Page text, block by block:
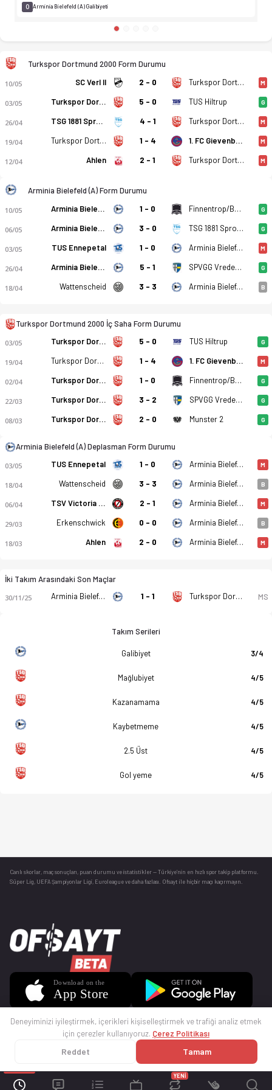
YENİ
Turkspor Dortmund 2000 - Arminia Bielefeld (A) 1-1 bitti.
0 Arminia Bielefeld (A) Galibiyeti
Turkspor Dortmund 2000 Form Durumu
10/05 SC Verl II 2 - 0 Turkspor Dortmund 2000 M
03/05 Turkspor Dortmund 2000 5 - 0 TUS Hiltrup G
26/04 TSG 1881 Sprockhovel 4 - 1 Turkspor Dortmund 2000 M
19/04 Turkspor Dortmund 2000 1 - 4 1. FC Gievenbeck M
12/04 Ahlen 2 - 1 Turkspor Dortmund 2000 M
Arminia Bielefeld (A) Form Durumu
10/05 Arminia Bielefeld (A) 1 - 0 Finnentrop/Bamenohl G
06/05 Arminia Bielefeld (A) 3 - 0 TSG 1881 Sprockhovel G
03/05 TUS Ennepetal 1 - 0 Arminia Bielefeld (A) M
26/04 Arminia Bielefeld (A) 5 - 1 SPVGG Vreden 1921 G
18/04 Wattenscheid 3 - 3 Arminia Bielefeld (A) B
Turkspor Dortmund 2000 İç Saha Form Durumu
03/05 Turkspor Dortmund 2000 5 - 0 TUS Hiltrup G
19/04 Turkspor Dortmund 2000 1 - 4 1. FC Gievenbeck M
02/04 Turkspor Dortmund 2000 1 - 0 Finnentrop/Bamenohl G
22/03 Turkspor Dortmund 2000 3 - 2 SPVGG Vreden 1921 G
08/03 Turkspor Dortmund 2000 2 - 0 Munster 2 G
Arminia Bielefeld (A) Deplasman Form Durumu
03/05 TUS Ennepetal 1 - 0 Arminia Bielefeld (A) M
18/04 Wattenscheid 3 - 3 Arminia Bielefeld (A) B
06/04 TSV Victoria Clarholz 2 - 1 Arminia Bielefeld (A) M
29/03 Erkenschwick 0 - 0 Arminia Bielefeld (A) B
18/03 Ahlen 2 - 0 Arminia Bielefeld (A) M
İki Takım Arasındaki Son Maçlar
30/11/25 Arminia Bielefeld (A) 1 - 1 Turkspor Dortmund 2000 MS
Takım Serileri
Galibiyet 3/4
Mağlubiyet 4/5
Kazanamama 4/5
Kaybetmeme 4/5
2.5 Üst 4/5
Gol yeme 4/5
Canlı skorlar , maç sonuçları, puan durumu ve istatistikler — Türkiye’nin en hızlı spor takip platformu.
Süper Lig, UEFA Şampiyonlar Ligi, Euroleague ve daha fazlası. Ofsayt ile hiçbir maçı kaçırmayın.
© 2025 Ofsayt
Deneyiminizi iyileştirmek, içerikleri kişiselleştirmek ve trafiği analiz etmek
için çerezler kullanıyoruz. Çerez Politikası
Reddet Tamam